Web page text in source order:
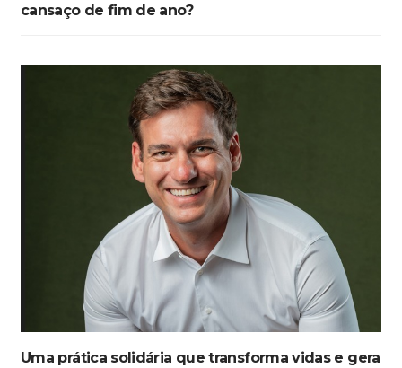
cansaço de fim de ano?
Uma prática solidária que transforma vidas e gera